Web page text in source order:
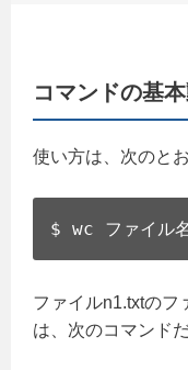
コマンドの基
使い方は、次のとお
$ wc ファイル
ファイルn1.txtのフ
は、次のコマンドだ